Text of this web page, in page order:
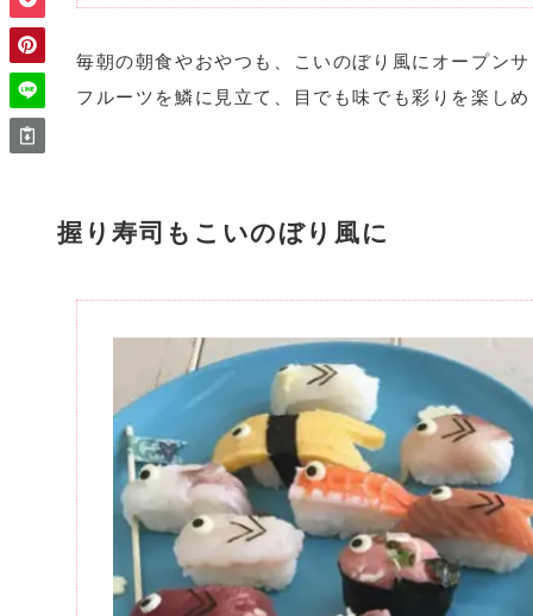
毎朝の朝食やおやつも、こいのぼり風にオープン
フルーツを鱗に見立て、目でも味でも彩りを楽し
握り寿司もこいのぼり風に